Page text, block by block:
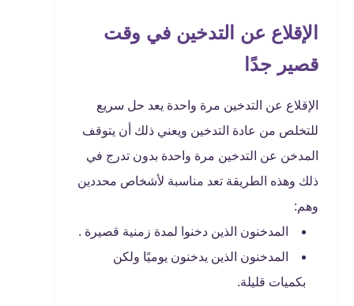
الإقلاع عن التدخين في وقت
قصير جدًا
الإقلاع عن التدخين مرة واحدة يعد حل سريع
للتخلص من عادة التدخين ويعني ذلك أن يتوقف
المدخن عن التدخين مرة واحدة بدون تدرج في
ذلك وهذه الطريقة تعد مناسبة لأشخاص محددين
وهم:
المدخنون الذين دخنوا لمدة زمنية قصيرة .
المدخنون الذين يدخنون يوميًا ولكن
بكميات قليلة.